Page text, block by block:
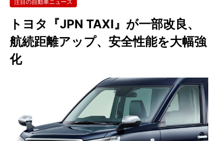
注目の自動車ニュース
トヨタ『JPN TAXI』が一部改良、
航続距離アップ、安全性能を大幅強
化